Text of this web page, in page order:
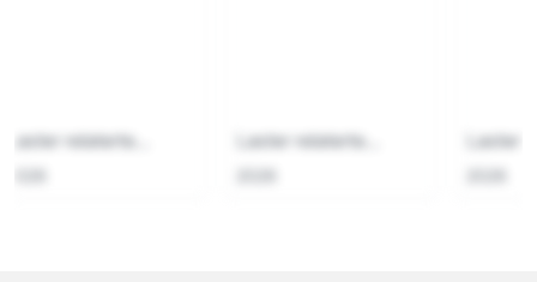
Laster relaterte... Laster relaterte... Laster